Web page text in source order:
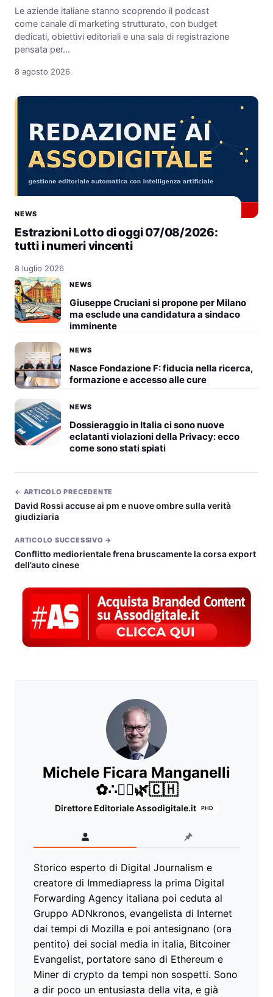
Le aziende italiane stanno scoprendo il podcast
come canale di marketing strutturato, con budget
dedicati, obiettivi editoriali e una sala di registrazione
pensata per…
8 agosto 2026
NEWS
Estrazioni Lotto di oggi 07/08/2026:
tutti i numeri vincenti
8 luglio 2026
NEWS
Giuseppe Cruciani si propone per Milano
ma esclude una candidatura a sindaco
imminente
NEWS
Nasce Fondazione F: fiducia nella ricerca,
formazione e accesso alle cure
NEWS
Dossieraggio in Italia ci sono nuove
eclatanti violazioni della Privacy: ecco
come sono stati spiati
← ARTICOLO PRECEDENTE
David Rossi accuse ai pm e nuove ombre sulla verità
giudiziaria
ARTICOLO SUCCESSIVO →
Conflitto mediorientale frena bruscamente la corsa export
dell’auto cinese
Michele Ficara Manganelli
✿∴♛🌿🇨🇭
Direttore Editoriale Assodigitale.it PHD
Storico esperto di Digital Journalism e
creatore di Immediapress la prima Digital
Forwarding Agency italiana poi ceduta al
Gruppo ADNkronos, evangelista di Internet
dai tempi di Mozilla e poi antesignano (ora
pentito) dei social media in italia, Bitcoiner
Evangelist, portatore sano di Ethereum e
Miner di crypto da tempi non sospetti. Sono
a dir poco un entusiasta della vita, e già